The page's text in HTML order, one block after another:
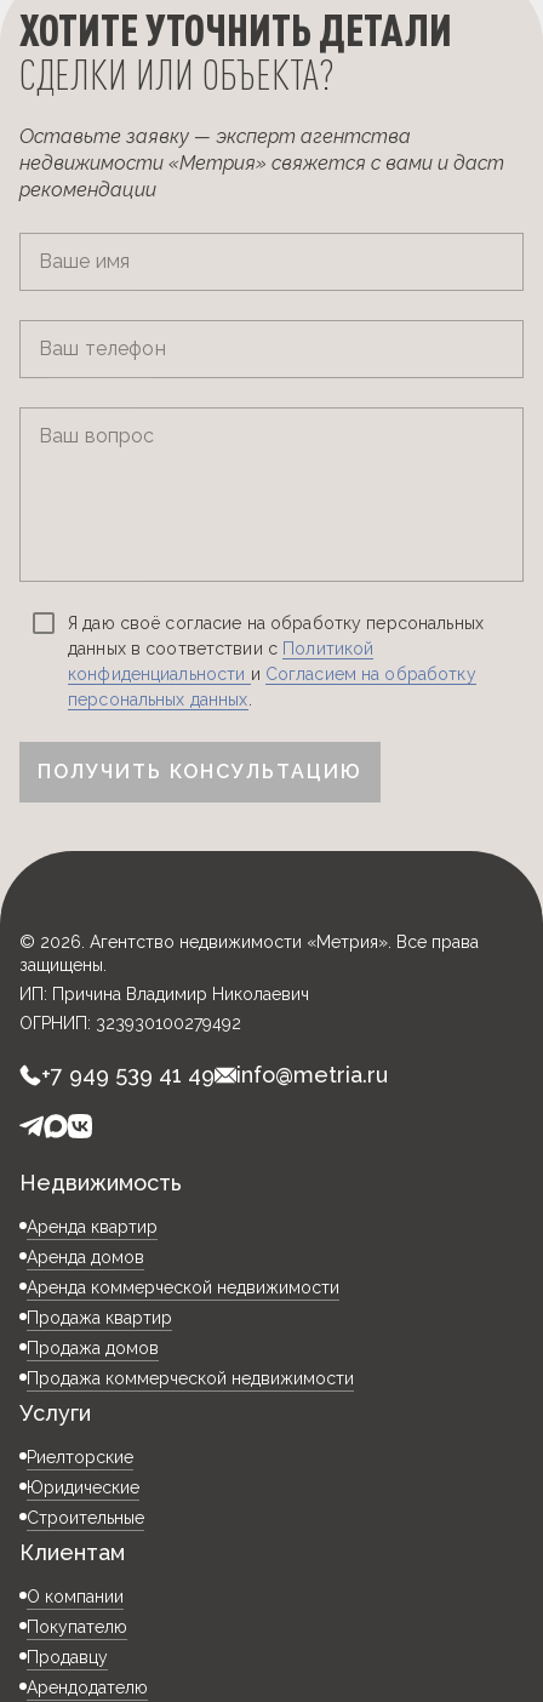
ХОТИТЕ УТОЧНИТЬ ДЕТАЛИ
СДЕЛКИ ИЛИ ОБЪЕКТА?
Оставьте заявку — эксперт агентства
недвижимости «Метрия» свяжется с вами и даст
рекомендации
Ваше имя
Ваш телефон
Ваш вопрос
Я даю своё согласие на обработку персональных
данных в соответствии с Политикой
конфиденциальности и Согласием на обработку
персональных данных.
ПОЛУЧИТЬ КОНСУЛЬТАЦИЮ
© 2026. Агентство недвижимости «Метрия». Все права
защищены.
ИП: Причина Владимир Николаевич
ОГРНИП: 323930100279492
+7 949 539 41 49 info@metria.ru
Недвижимость
Аренда квартир
Аренда домов
Аренда коммерческой недвижимости
Продажа квартир
Продажа домов
Продажа коммерческой недвижимости
Услуги
Риелторские
Юридические
Строительные
Клиентам
О компании
Покупателю
Продавцу
Арендодателю